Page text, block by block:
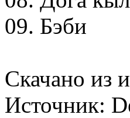
09. Бэби
Скачано из
Источник: